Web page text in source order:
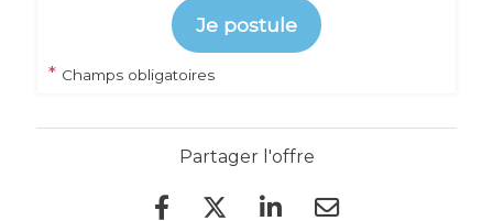
Je postule
* Champs obligatoires
Partager l'offre